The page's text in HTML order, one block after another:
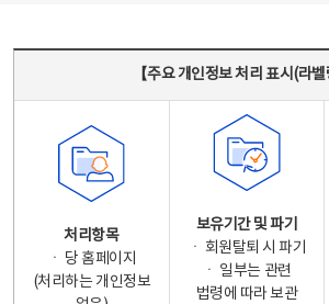
【주요 개인정보 처리 표시(라벨
처리항목
ㆍ 당 홈페이지
(처리하는 개인정보
보유기간 및 파기
ㆍ 회원탈퇴 시 파기
ㆍ 일부는 관련
법령에 따라 보관